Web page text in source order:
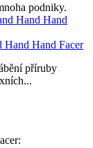
podniky.
Hand Facer
příruby